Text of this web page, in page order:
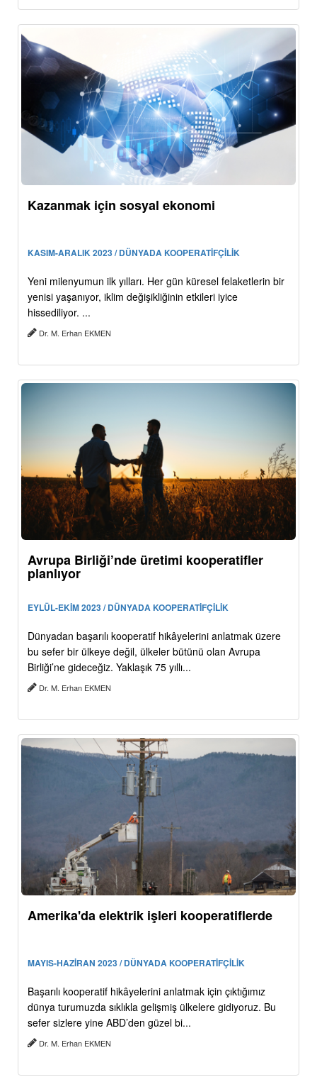
Kazanmak için sosyal ekonomi
KASIM-ARALIK 2023 / DÜNYADA KOOPERATİFÇİLİK
Yeni milenyumun ilk yılları. Her gün küresel felaketlerin bir
yenisi yaşanıyor, iklim değişikliğinin etkileri iyice
hissediliyor. ...
Dr. M. Erhan EKMEN
Avrupa Birliği’nde üretimi kooperatifler
planlıyor
EYLÜL-EKİM 2023 / DÜNYADA KOOPERATİFÇİLİK
Dünyadan başarılı kooperatif hikâyelerini anlatmak üzere
bu sefer bir ülkeye değil, ülkeler bütünü olan Avrupa
Birliği’ne gideceğiz. Yaklaşık 75 yıllı...
Dr. M. Erhan EKMEN
Amerika'da elektrik işleri kooperatiflerde
MAYIS-HAZİRAN 2023 / DÜNYADA KOOPERATİFÇİLİK
Başarılı kooperatif hikâyelerini anlatmak için çıktığımız
dünya turumuzda sıklıkla gelişmiş ülkelere gidiyoruz. Bu
sefer sizlere yine ABD’den güzel bi...
Dr. M. Erhan EKMEN